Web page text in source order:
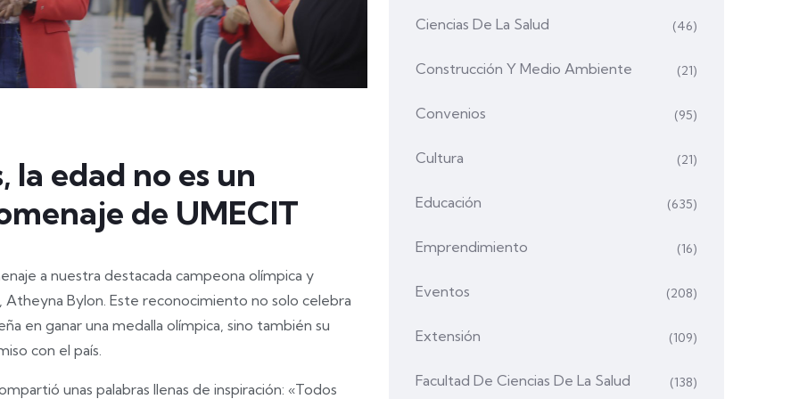
la edad no es un
de UMECIT
a nuestra destacada campeona olímpica y
Atheyna Bylon. Este reconocimiento no solo celebra
en ganar una medalla olímpica, sino también su
con el país.
unas palabras llenas de inspiración: «Todos
Ciencias De La Salud (46)
Construcción Y Medio Ambiente (21)
Convenios (95)
Cultura (21)
Educación (635)
Emprendimiento (16)
Eventos (208)
Extensión (109)
Facultad De Ciencias De La Salud (138)